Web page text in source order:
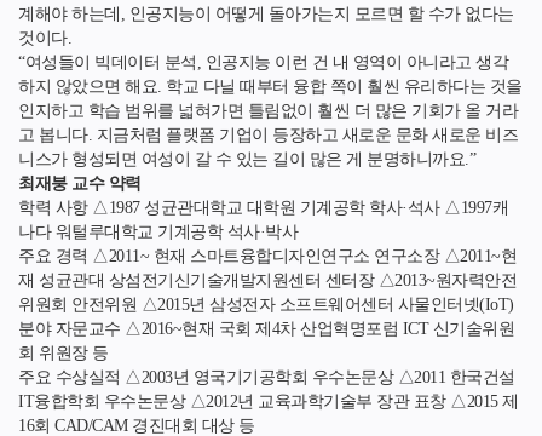
계해야 하는데, 인공지능이 어떻게 돌아가는지 모르면 할 수가 없다는
것이다.
“여성들이 빅데이터 분석, 인공지능 이런 건 내 영역이 아니라고 생각
하지 않았으면 해요. 학교 다닐 때부터 융합 쪽이 훨씬 유리하다는 것을
인지하고 학습 범위를 넓혀가면 틀림없이 훨씬 더 많은 기회가 올 거라
고 봅니다. 지금처럼 플랫폼 기업이 등장하고 새로운 문화 새로운 비즈
니스가 형성되면 여성이 갈 수 있는 길이 많은 게 분명하니까요.”
최재붕 교수 약력
학력 사항 △1987 성균관대학교 대학원 기계공학 학사·석사 △1997캐
나다 워털루대학교 기계공학 석사·박사
주요 경력 △2011~ 현재 스마트융합디자인연구소 연구소장 △2011~현
재 성균관대 상섬전기신기술개발지원센터 센터장 △2013~원자력안전
위원회 안전위원 △2015년 삼성전자 소프트웨어센터 사물인터넷(IoT)
분야 자문교수 △2016~현재 국회 제4차 산업혁명포럼 ICT 신기술위원
회 위원장 등
주요 수상실적 △2003년 영국기기공학회 우수논문상 △2011 한국건설
IT융합학회 우수논문상 △2012년 교육과학기술부 장관 표창 △2015 제
16회 CAD/CAM 경진대회 대상 등